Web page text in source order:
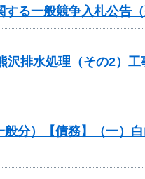
る一般競争入札公告（
排水処理（その2）
分）【債務】（一）